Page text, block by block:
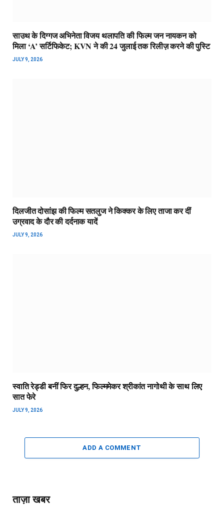
साउथ के दिग्गज अभिनेता विजय थलापति की फिल्म जन नायकन को
मिला ‘A’ सर्टिफिकेट; KVN ने की 24 जुलाई तक रिलीज़ करने की पुस्टि
JULY 9, 2026
दिलजीत दोसांझ की फिल्म सतलुज ने किक्कर के लिए ताजा कर दीं
उग्रवाद के दौर की दर्दनाक यादें
JULY 9, 2026
स्वाति रेड्डी बनीं फिर दुल्हन, फिल्ममेकर श्रीकांत नागोथी के साथ लिए
सात फेरे
JULY 9, 2026
ADD A COMMENT
ताज़ा खबर